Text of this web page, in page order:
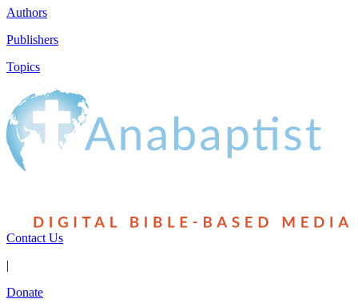
Authors
Publishers
Topics
Contact Us
|
Donate